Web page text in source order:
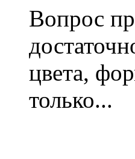
Вопрос
цвета,
только...